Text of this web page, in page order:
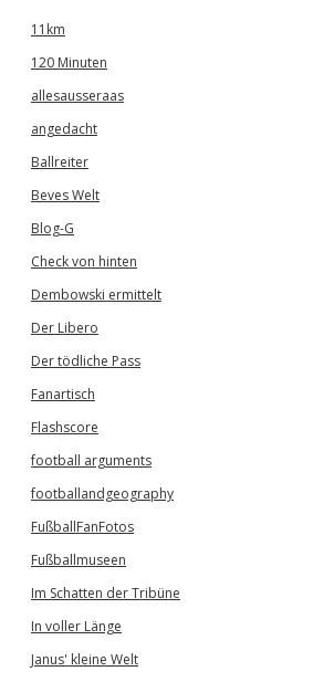
11km
120 Minuten
allesausseraas
angedacht
Ballreiter
Beves Welt
Blog-G
Check von hinten
Dembowski ermittelt
Der Libero
Der tödliche Pass
Fanartisch
Flashscore
football arguments
footballandgeography
FußballFanFotos
Fußballmuseen
Im Schatten der Tribüne
In voller Länge
Janus' kleine Welt